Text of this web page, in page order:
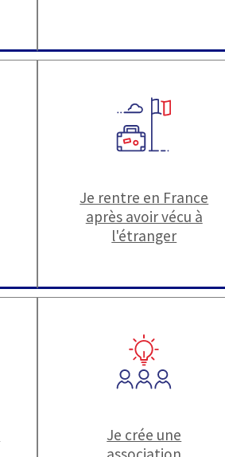
Je rentre en France
après avoir vécu à
l'étranger
Je crée une